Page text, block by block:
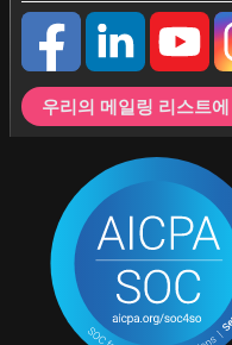
우리의 메일링 리스트